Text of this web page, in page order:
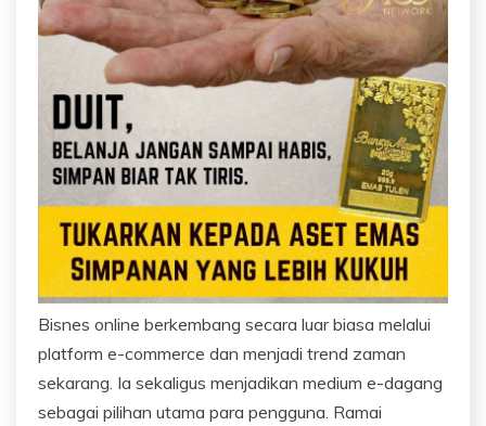
Bisnes online berkembang secara luar biasa melalui
platform e-commerce dan menjadi trend zaman
sekarang. Ia sekaligus menjadikan medium e-dagang
sebagai pilihan utama para pengguna. Ramai